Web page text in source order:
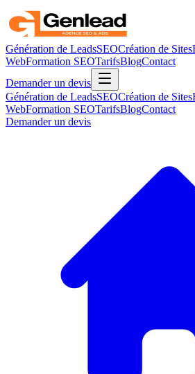
Génération de LeadsSEOCréation de Sites
WebFormation SEOTarifsBlogContact
Demander un devis
Génération de LeadsSEOCréation de Sites
WebFormation SEOTarifsBlogContact
Demander un devis